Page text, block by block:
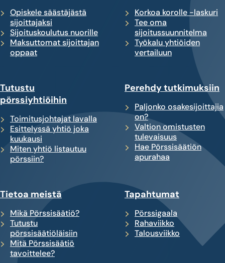
Opiskele säästäjästä
sijoittajaksi
Sijoituskoulutus nuorille
Maksuttomat sijoittajan
oppaat
Korkoa korolle -laskuri
Tee oma
sijoitussuunnitelma
Työkalu yhtiöiden
vertailuun
Tutustu
pörssiyhtiöihin
Toimitusjohtajat lavalla
Esittelyssä yhtiö joka
kuukausi
Miten yhtiö listautuu
pörssiin?
Perehdy tutkimuksiin
Paljonko osakesijoittajia
on?
Valtion omistusten
tulevaisuus
Hae Pörssisäätiön
apurahaa
Tietoa meistä
Mikä Pörssisäätiö?
Tutustu
pörssisäätiöläisiin
Mitä Pörssisäätiö
tavoittelee?
Tapahtumat
Pörssigaala
Rahaviikko
Talousviikko